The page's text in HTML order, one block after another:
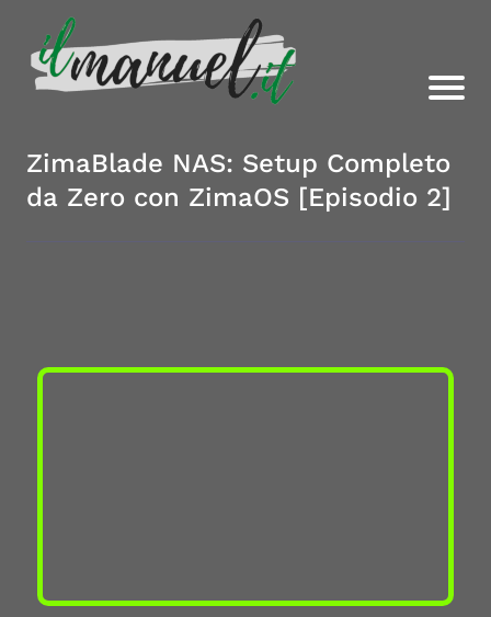
ZimaBlade NAS: Setup Completo
da Zero con ZimaOS [Episodio 2]